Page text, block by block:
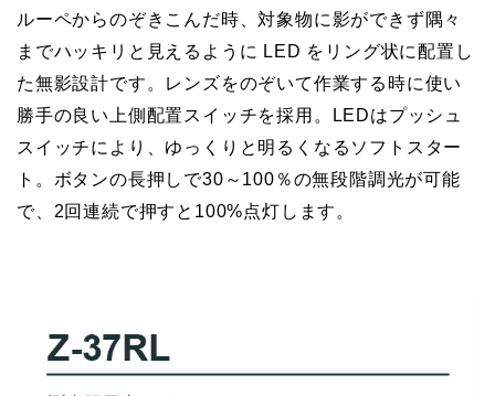
ルーペからのぞきこんだ時、対象物に影ができず隅々
までハッキリと見えるように LED をリング状に配置し
た無影設計です。レンズをのぞいて作業する時に使い
勝手の良い上側配置スイッチを採用。LEDはプッシュ
スイッチにより、ゆっくりと明るくなるソフトスター
ト。ボタンの長押しで30～100％の無段階調光が可能
で、2回連続で押すと100%点灯します。